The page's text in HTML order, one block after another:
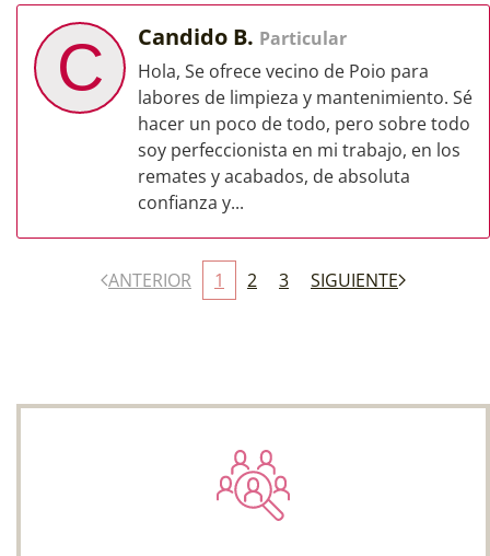
C Candido B. Particular
Hola, Se ofrece vecino de Poio para
labores de limpieza y mantenimiento. Sé
hacer un poco de todo, pero sobre todo
soy perfeccionista en mi trabajo, en los
remates y acabados, de absoluta
confianza y...
ANTERIOR 1 2 3 SIGUIENTE